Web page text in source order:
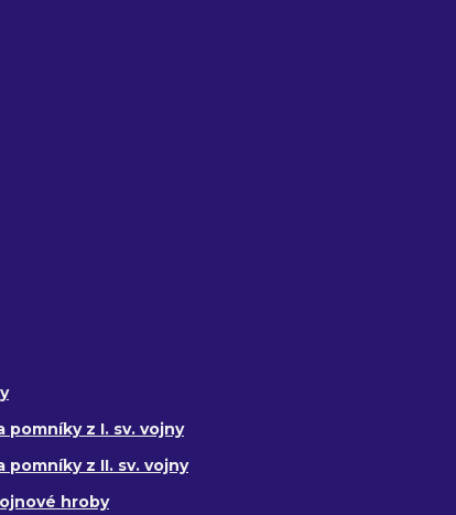
z I. sv. vojny
z II. sv. vojny
hroby